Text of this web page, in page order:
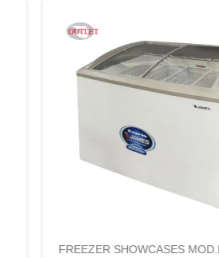
FREEZER SHOWCASES